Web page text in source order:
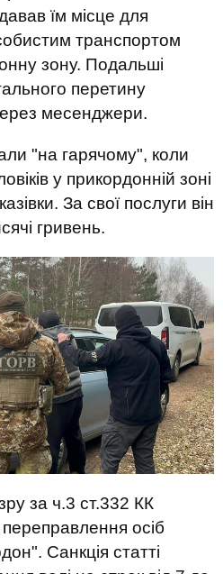
їм місце для
транспортом
зону. Подальші
перетину
месенджери.
"на гарячому", коли
у прикордонній зоні
За свої послуги він
гривень.
за ч.3 ст.332 КК
осіб
Санкція статті